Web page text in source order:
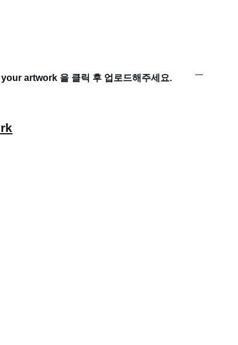
artwork 을 클릭 후 업로드해주세요.